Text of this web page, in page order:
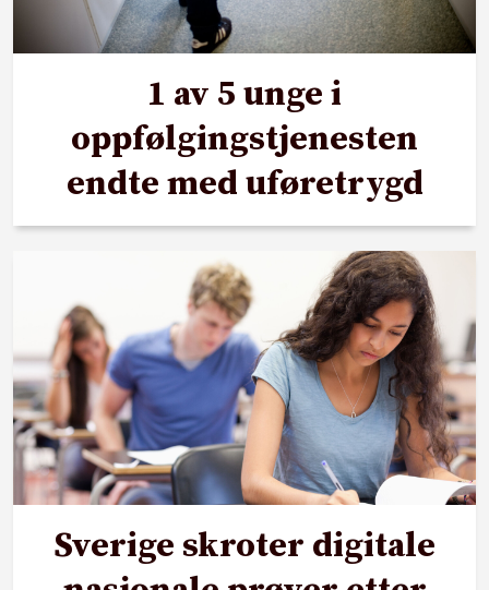
1 av 5 unge i
oppfølgingstjenesten
endte med uføretrygd
Sverige skroter digitale